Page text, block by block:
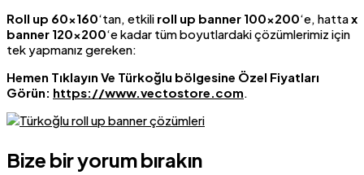
Roll up 60×160‘tan, etkili roll up banner 100×200‘e, hattax
banner 120×200‘e kadar tüm boyutlardaki çözümlerimiz için
tek yapmanız gereken:
Hemen Tıklayın Ve Türkoğlu bölgesine Özel Fiyatları
Görün: https://www.vectostore.com.
Bize bir yorum bırakın